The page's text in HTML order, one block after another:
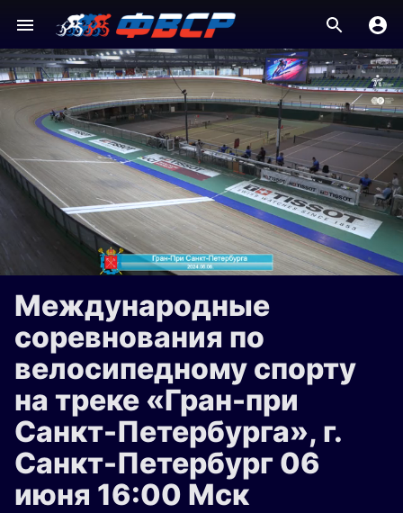
Международные
соревнования по
велосипедному спорту
на треке «Гран-при
Санкт-Петербурга», г.
Санкт-Петербург 06
июня 16:00 Мск